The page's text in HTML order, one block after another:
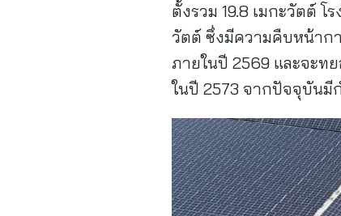
ตั้งรวม 19.8 เมกะวัตต์
วัตต์ ซึ่งมีความคืบหน้ากา
ภายในปี 2569 และจะท
ในปี 2573 จากปัจจุบันมี